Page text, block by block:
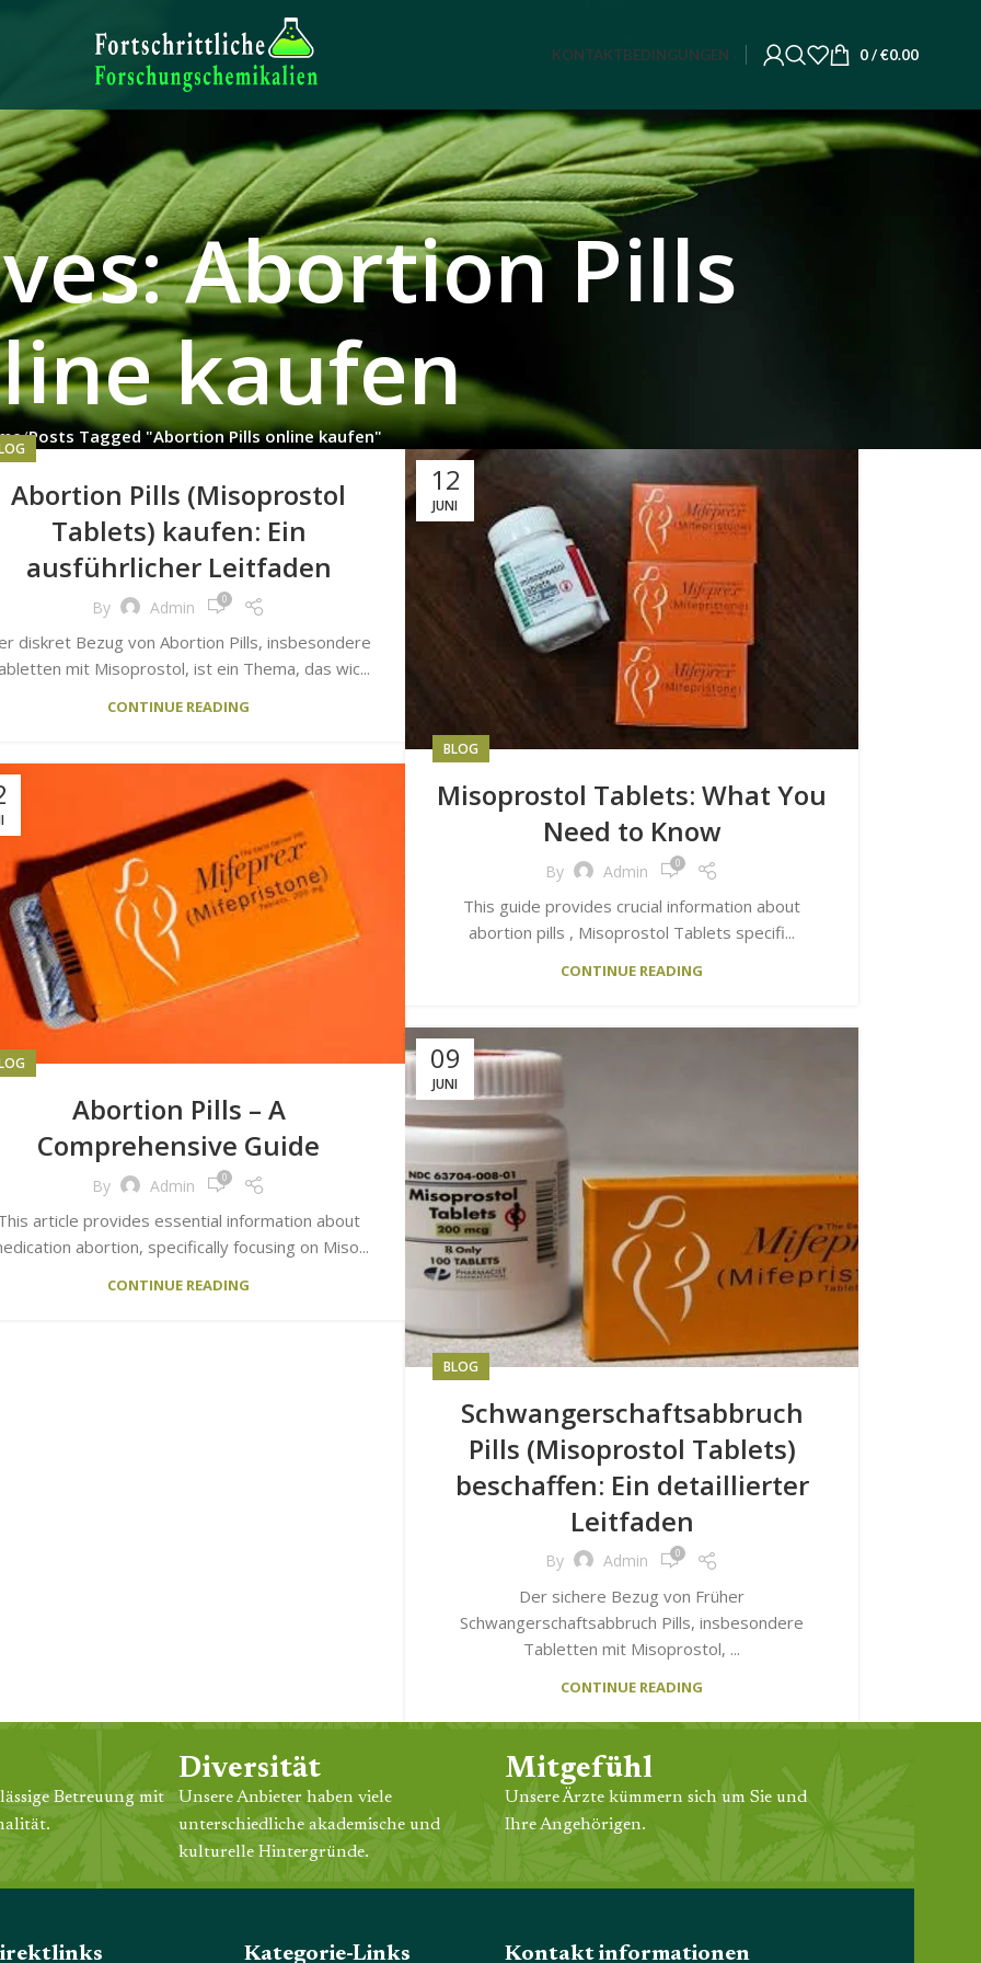
KONTAKTBEDINGUNGEN 0/ €0.00
Abortion Pills
kaufen
Posts Tagged "Abortion Pills online kaufen"
Abortion Pills (Misoprostol
Tablets) kaufen: Ein
ausführlicher Leitfaden
By Admin 0
diskret Bezug von Abortion Pills, insbesondere
mit Misoprostol, ist ein Thema, das wic...
CONTINUE READING
12
JUNI
BLOG
Misoprostol Tablets: What You
Need to Know
By Admin 0
This guide provides crucial information about
abortion pills , Misoprostol Tablets specifi...
CONTINUE READING
Abortion Pills – A
Comprehensive Guide
By Admin 0
article provides essential information about
abortion, specifically focusing on Miso...
CONTINUE READING
09
JUNI
BLOG
Schwangerschaftsabbruch
Pills (Misoprostol Tablets)
beschaffen: Ein detaillierter
Leitfaden
By Admin 0
Der sichere Bezug von Früher
Schwangerschaftsabbruch Pills, insbesondere
Tabletten mit Misoprostol, ...
CONTINUE READING
Betreuung mit
Diversität
Unsere Anbieter haben viele
unterschiedliche akademische und
kulturelle Hintergründe.
Mitgefühl
Unsere Ärzte kümmern sich um Sie und
Ihre Angehörigen.
Kategorie-Links Kontakt informationen